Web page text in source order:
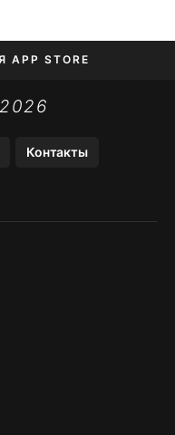
STORE
APP STORE
Контакты